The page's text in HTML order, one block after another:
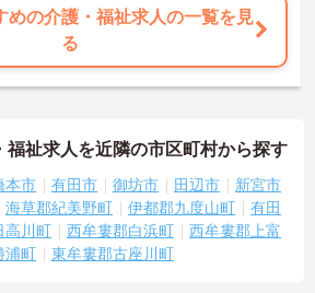
めの介護・福祉求人の一覧を見
る
福祉求人を近隣の市区町村から探す
本市 有田市 御坊市 田辺市
新宮市
海草郡紀美野町 伊都郡九度山町
有田
高川町 西牟婁郡白浜町
西牟婁郡上富
浦町 東牟婁郡古座川町